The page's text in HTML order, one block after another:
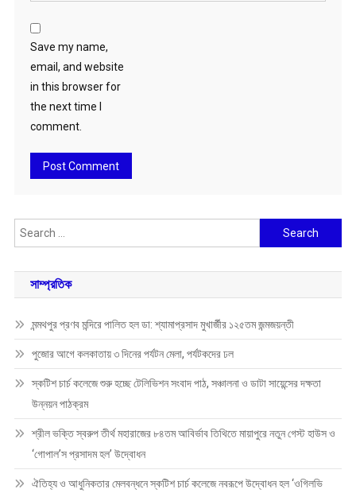
Save my name,
email, and website
in this browser for
the next time I
comment.
Search
for:
সাম্প্রতিক
মন্মথপুর প্রণব মন্দিরে পালিত হল ডা: শ্যামাপ্রসাদ মুখার্জীর ১২৫তম জন্মজয়ন্তী
পুজোর আগে কলকাতায় ৩ দিনের পর্যটন মেলা, পর্যটকদের ঢল
স্কটিশ চার্চ কলেজে শুরু হচ্ছে টেলিভিশন সংবাদ পাঠ, সঞ্চালনা ও ডাটা সায়েন্সের দক্ষতা
উন্নয়ন পাঠক্রম
শ্রীল ভক্তি স্বরুপ তীর্থ মহারাজের ৮৪তম আবির্ভাব তিথিতে মায়াপুরে নতুন গেস্ট হাউস ও
‘গোপাল’স প্রসাদম হল’ উদ্বোধন
ঐতিহ্য ও আধুনিকতার মেলবন্ধনে স্কটিশ চার্চ কলেজে নবরূপে উদ্বোধন হল ‘ওগিলভি